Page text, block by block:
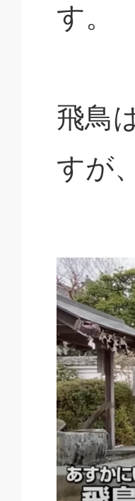
す。
飛鳥
すが